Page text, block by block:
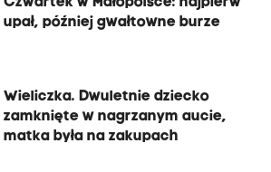
upał, później gwałtowne burze
Wieliczka. Dwuletnie dziecko
zamknięte w nagrzanym aucie,
matka była na zakupach